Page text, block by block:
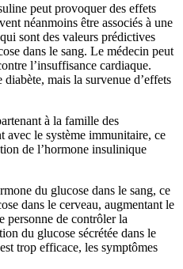
peut provoquer des effets
néanmoins être associés à une
sont des valeurs prédictives
dans le sang. Le médecin peut
l’insuffisance cardiaque.
mais la survenue d’effets
à la famille des
avec le système immunitaire, ce
de l’hormone insulinique
du glucose dans le sang, ce
dans le cerveau, augmentant le
personne de contrôler la
du glucose sécrétée dans le
trop efficace, les symptômes